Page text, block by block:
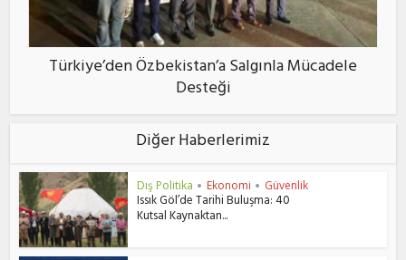
Türkiye’den Özbekistan’a Salgınla Mücadele
Desteği
Diğer Haberlerimiz
Dış Politika • Ekonomi • Güvenlik
Issık Göl’de Tarihi Buluşma: 40
Kutsal Kaynaktan...